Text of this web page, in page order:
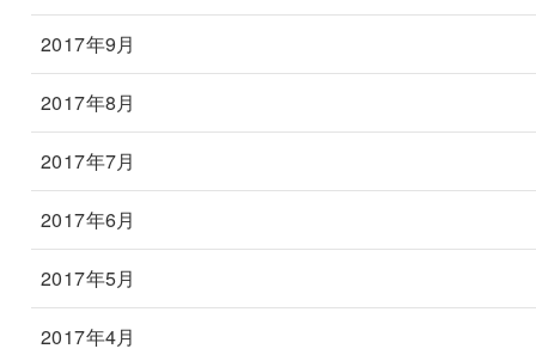
2017年9月
2017年8月
2017年7月
2017年6月
2017年5月
2017年4月